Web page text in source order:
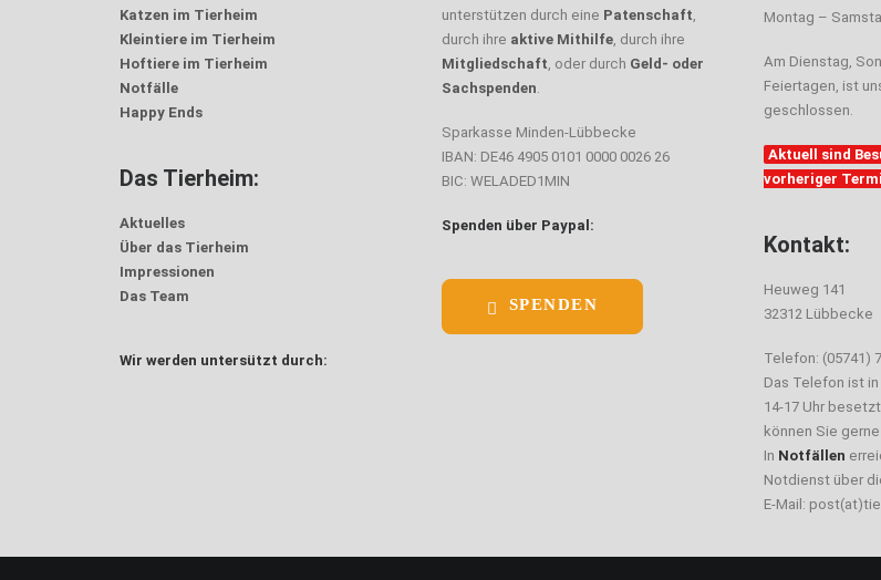
Katzen im Tierheim
Kleintiere im Tierheim
Hoftiere im Tierheim
Notfälle
Happy Ends
Das Tierheim:
Aktuelles
Über das Tierheim
Impressionen
Das Team
Wir werden untersützt durch:
unterstützen durch eine Patenschaft,
durch ihre aktive Mithilfe, durch ihre
Mitgliedschaft, oder durch Geld- oder
Sachspenden.
Sparkasse Minden-Lübbecke
IBAN: DE46 4905 0101 0000 0026 26
BIC: WELADED1MIN
Spenden über Paypal:
SPENDEN
Montag –
Am Dienstag,
Feiertagen, ist
geschlossen.
Aktuell sind
vorheriger
Kontakt:
Heuweg 141
32312 Lübbecke
Telefon: (05741)
Das Telefon ist
14-17 Uhr
können Sie
In Notfällen
Notdienst über
E-Mail: